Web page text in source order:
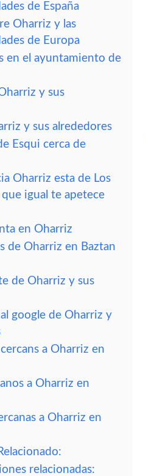
de España
Oharriz y las
de Europa
en el ayuntamiento de
y sus
y sus alrededores
Esqui cerca de
Oharriz esta de Los
igual te apetece
en Oharriz
de Oharriz en Baztan
de Oharriz y sus
google de Oharriz y
a Oharriz en
a Oharriz en
a Oharriz en
relacionadas: